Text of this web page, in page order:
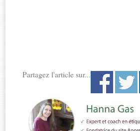
Partagez l'article sur...